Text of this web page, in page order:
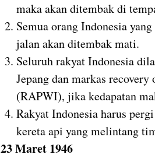
maka akan ditembak di
Semua orang Indonesia
jalan akan ditembak mati.
Seluruh rakyat Indonesia
Jepang dan markas
(RAPWI), jika kedapatan
Rakyat Indonesia harus
kereta api yang melintang
23 Maret 1946